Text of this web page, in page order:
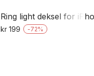
Ring light deksel for
kr199 -72%